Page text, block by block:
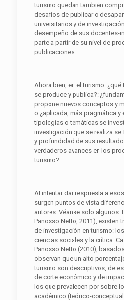
turismo quedan también
desafíos de publicar o
universitarios y de
desempeño de sus docentes-
parte a partir de su nivel de
publicaciones.
Ahora bien, en el turismo
se produce y publica?:
propone nuevos conceptos y
o ¿aplicada, más pragmática y
tipologías o temáticas se
investigación que se realiza se
y profundidad de sus
verdaderos avances en los
turismo?.
Al intentar dar respuesta a
surgen puntos de vista
autores. Véanse solo algunos.
Panosso Netto, 2011), existen
de investigación en turismo:
ciencias sociales y la crítica.
Panosso Netto (2010),
observan que un alto
turismo son descriptivos, de
de corte económico y de
los que prevalecen por sobre
académico (teórico-